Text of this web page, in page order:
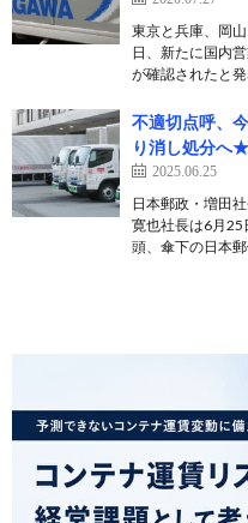
東京と兵庫、岡
日、新たに国内
が確認されたと
不適切点呼、
り消し処分へ
2025.06.25
日本郵政・増田
寛也社長は6月25
頭、傘下の日本